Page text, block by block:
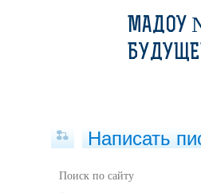
МАДОУ
Написать